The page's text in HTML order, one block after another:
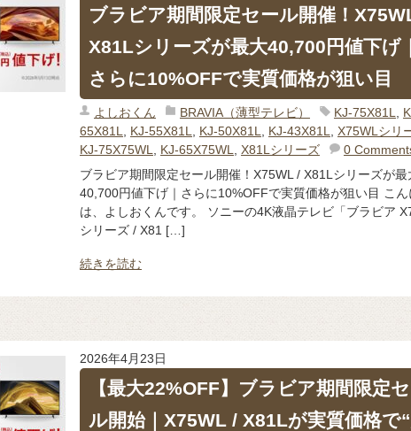
ブラビア期間限定セール開催！
X81Lシリーズが最大40,700円値下げ｜
さらに10%OFFで実質価格が狙い目
よしおくん BRAVIA（薄型テレビ） KJ-75X81L
65X81L
KJ-55X81L KJ-50X81L KJ-43X81L X75WLシリ
KJ-75X75WL
KJ-65X75WL X81Lシリーズ
0
ブラビア期間限定セール開催！X75WL / X81Lシリーズが最
40,700円値下げ｜さらに10%OFFで実質価格が狙い目 こん
は、よしおくんです。 ソニーの4K液晶テレビ「ブラビア
シリーズ / X81 […]
続きを読む
2026年4月23日
【最大22%OFF】ブラビア期間限定
ル開始｜X75WL / X81Lが実質価格で